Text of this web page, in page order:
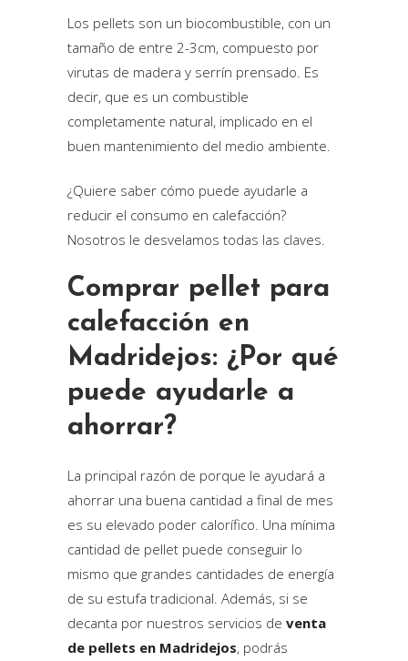
Los pellets son un biocombustible, con un
tamaño de entre 2-3cm, compuesto por
virutas de madera y serrín prensado. Es
decir, que es un combustible
completamente natural, implicado en el
buen mantenimiento del medio ambiente.
¿Quiere saber cómo puede ayudarle a
reducir el consumo en calefacción?
Nosotros le desvelamos todas las claves.
Comprar pellet para
calefacción en
Madridejos: ¿Por qué
puede ayudarle a
ahorrar?
La principal razón de porque le ayudará a
ahorrar una buena cantidad a final de mes
es su elevado poder calorífico. Una mínima
cantidad de pellet puede conseguir lo
mismo que grandes cantidades de energía
de su estufa tradicional. Además, si se
decanta por nuestros servicios de venta
de pellets en Madridejos, podrás